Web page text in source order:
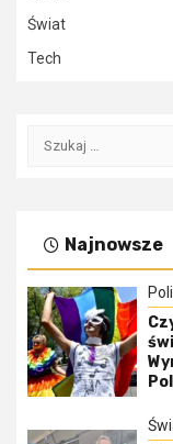
Świat
Tech
Szukaj:
Najnowsze